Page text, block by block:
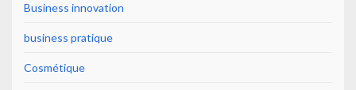
Business innovation
business pratique
Cosmétique